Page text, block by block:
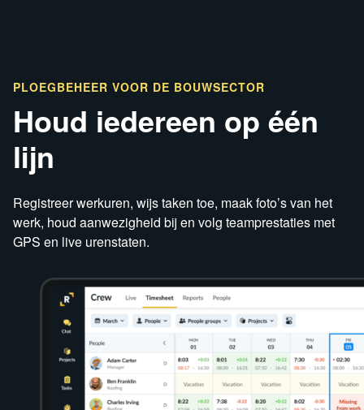
PLOEGBEHEER VOOR DE BOUWSECTOR
Houd iedereen op één
lijn
Registreer werkuren, wijs taken toe, maak foto’s van het
werk, houd aanwezigheid bij en volg teamprestaties met
GPS en live urenstaten.